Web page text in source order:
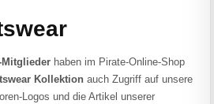
Mitglieder haben im Pirate-Online-Shop
Kollektion auch Zugriff auf unsere
Logos und die Artikel unserer